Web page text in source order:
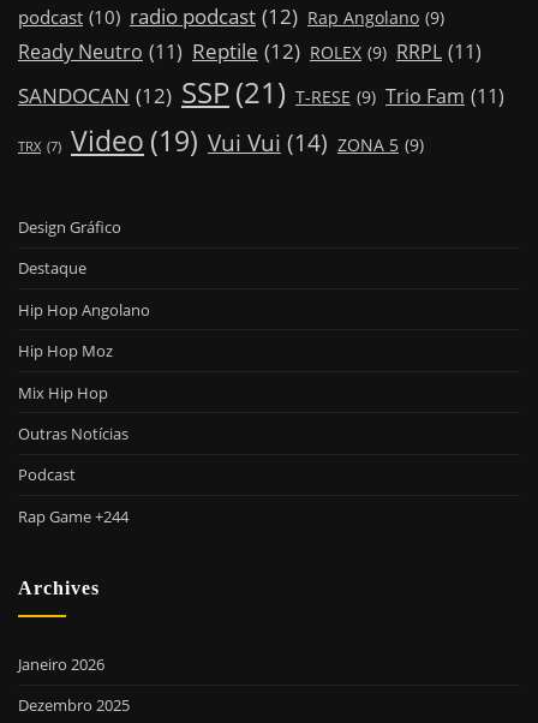
podcast (10) radio podcast (12) Rap Angolano (9)
Ready Neutro (11) Reptile (12) ROLEX (9) RRPL (11)
SANDOCAN (12) SSP(21) T-RESE (9) Trio Fam (11)
TRX (7) Video (19) Vui Vui (14) ZONA 5 (9)
Design Gráfico
Destaque
Hip Hop Angolano
Hip Hop Moz
Mix Hip Hop
Outras Notícias
Podcast
Rap Game +244
Archives
Janeiro 2026
Dezembro 2025